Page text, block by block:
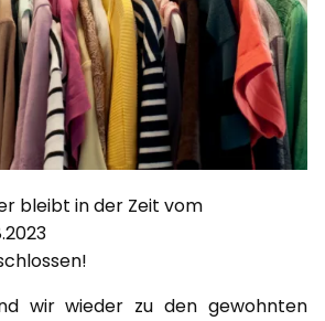
bleibt in der Zeit vom
wir wieder zu den gewohnten